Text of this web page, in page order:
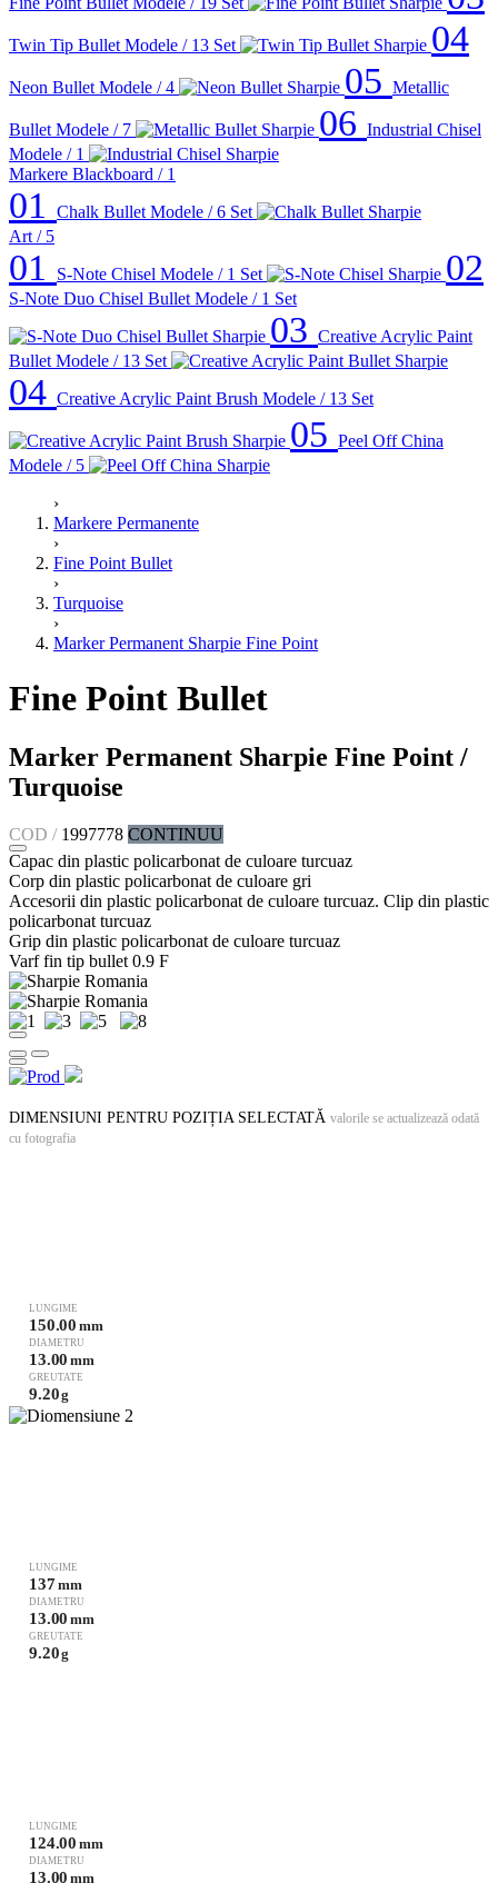
Twin Tip Bullet Modele / 13 Set 04
Neon Bullet Modele / 4 05 Metallic
Bullet Modele / 7 06 Industrial Chisel
Modele / 1
Markere Blackboard / 1
01 Chalk Bullet Modele / 6 Set
Art / 5
01 S-Note Chisel Modele / 1 Set 02
S-Note Duo Chisel Bullet Modele / 1 Set
03 Creative Acrylic Paint
Bullet Modele / 13 Set
04 Creative Acrylic Paint Brush Modele / 13 Set
05 Peel Off China
Modele / 5
›
Markere Permanente
›
Fine Point Bullet
›
Turquoise
›
Marker Permanent Sharpie Fine Point
Fine Point Bullet
Marker Permanent Sharpie Fine Point /
Turquoise
COD / 1997778 CONTINUU
Capac din plastic policarbonat de culoare turcuaz
Corp din plastic policarbonat de culoare gri
Accesorii din plastic policarbonat de culoare turcuaz. Clip din plastic
policarbonat turcuaz
Grip din plastic policarbonat de culoare turcuaz
Varf fin tip bullet 0.9 F
DIMENSIUNI PENTRU POZIȚIA SELECTATĂ valorile se actualizează odată
cu fotografia
LUNGIME
150.00 mm
DIAMETRU
13.00 mm
GREUTATE
9.20g
LUNGIME
137 mm
DIAMETRU
13.00 mm
GREUTATE
9.20g
LUNGIME
124.00 mm
DIAMETRU
13.00 mm